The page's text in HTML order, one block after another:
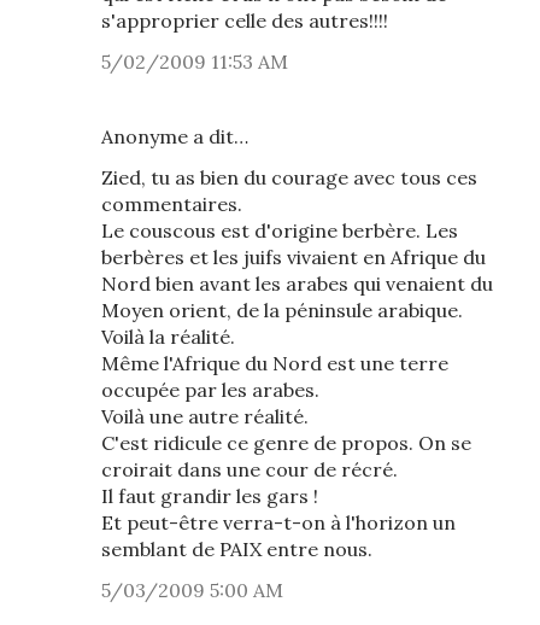
s'approprier celle des autres!!!!
5/02/2009 11:53 AM
Anonyme a dit…
Zied, tu as bien du courage avec tous ces
commentaires.
Le couscous est d'origine berbère. Les
berbères et les juifs vivaient en Afrique du
Nord bien avant les arabes qui venaient du
Moyen orient, de la péninsule arabique.
Voilà la réalité.
Même l'Afrique du Nord est une terre
occupée par les arabes.
Voilà une autre réalité.
C'est ridicule ce genre de propos. On se
croirait dans une cour de récré.
Il faut grandir les gars !
Et peut-être verra-t-on à l'horizon un
semblant de PAIX entre nous.
5/03/2009 5:00 AM